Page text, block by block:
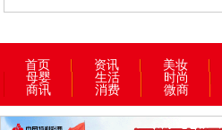
首页 资讯 美妆
母婴
生活 时尚
商讯
消费 微商